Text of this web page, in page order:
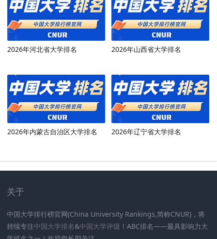
2026年河北省大学排名 2026年山西省大学排名
2026年内蒙古自治区大学排名 2026年辽宁省大学排名
关于
中国大学排行榜官网(China University Rankings,简称CNUR)，将
持续专注中国大学排名&中国大学评级 ！ABC排名——最具影响力大